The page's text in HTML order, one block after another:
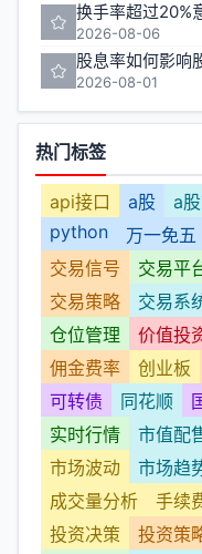
换手率超过20%
2026-08-06
股息率如何影响
2026-08-01
热门标签
api接口 a股 a
python
万一免五
交易信号
交易平
交易策略
交易系
仓位管理
价值投
佣金费率
创业板
可转债
同花顺
实时行情
市值配
市场波动
市场趋
成交量分析
手续
投资决策
投资策